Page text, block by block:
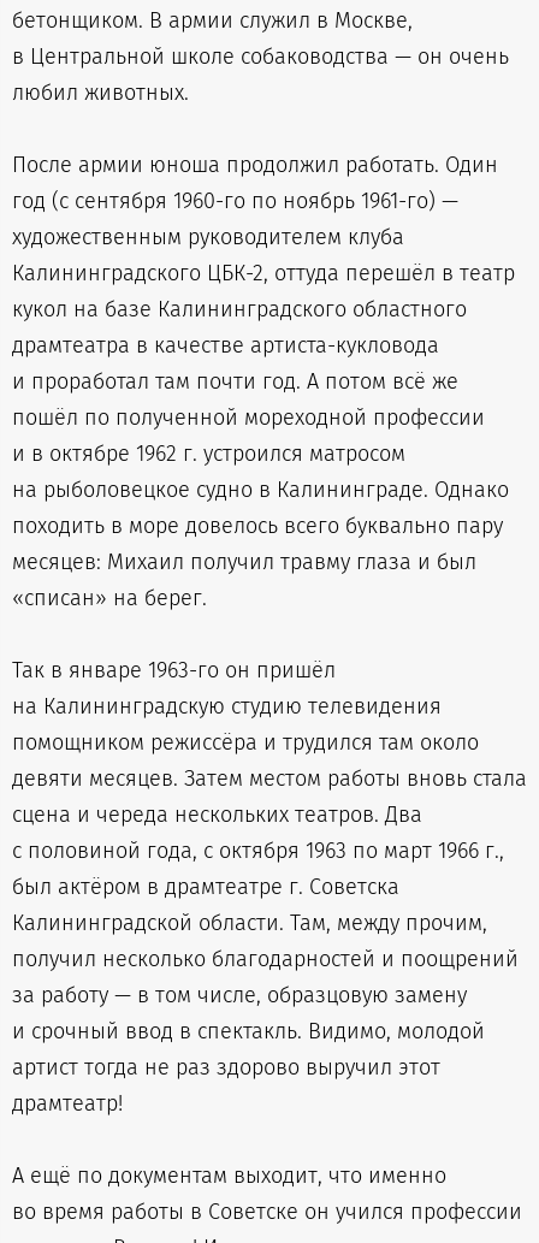
бетонщиком. В армии служил в Москве,
в Центральной школе собаководства — он очень
любил животных.
После армии юноша продолжил работать. Один
год (с сентября 1960-го по ноябрь 1961-го) —
художественным руководителем клуба
Калининградского ЦБК-2, оттуда перешёл в театр
кукол на базе Калининградского областного
драмтеатра в качестве артиста-кукловода
и проработал там почти год. А потом всё же
пошёл по полученной мореходной профессии
и в октябре 1962 г. устроился матросом
на рыболовецкое судно в Калининграде. Однако
походить в море довелось всего буквально пару
месяцев: Михаил получил травму глаза и был
«списан» на берег.
Так в январе 1963-го он пришёл
на Калининградскую студию телевидения
помощником режиссёра и трудился там около
девяти месяцев. Затем местом работы вновь стала
сцена и череда нескольких театров. Два
с половиной года, с октября 1963 по март 1966 г.,
был актёром в драмтеатре г. Советска
Калининградской области. Там, между прочим,
получил несколько благодарностей и поощрений
за работу — в том числе, образцовую замену
и срочный ввод в спектакль. Видимо, молодой
артист тогда не раз здорово выручил этот
драмтеатр!
А ещё по документам выходит, что именно
во время работы в Советске он учился профессии